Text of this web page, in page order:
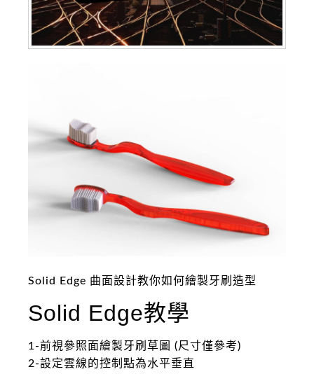
Solid Edge 曲面設計教你如何繪製牙刷造型
Solid Edge教學
1-前視參照面繪製牙刷草圖 (尺寸僅參考)
2-設定雲線的控制點為水平垂直